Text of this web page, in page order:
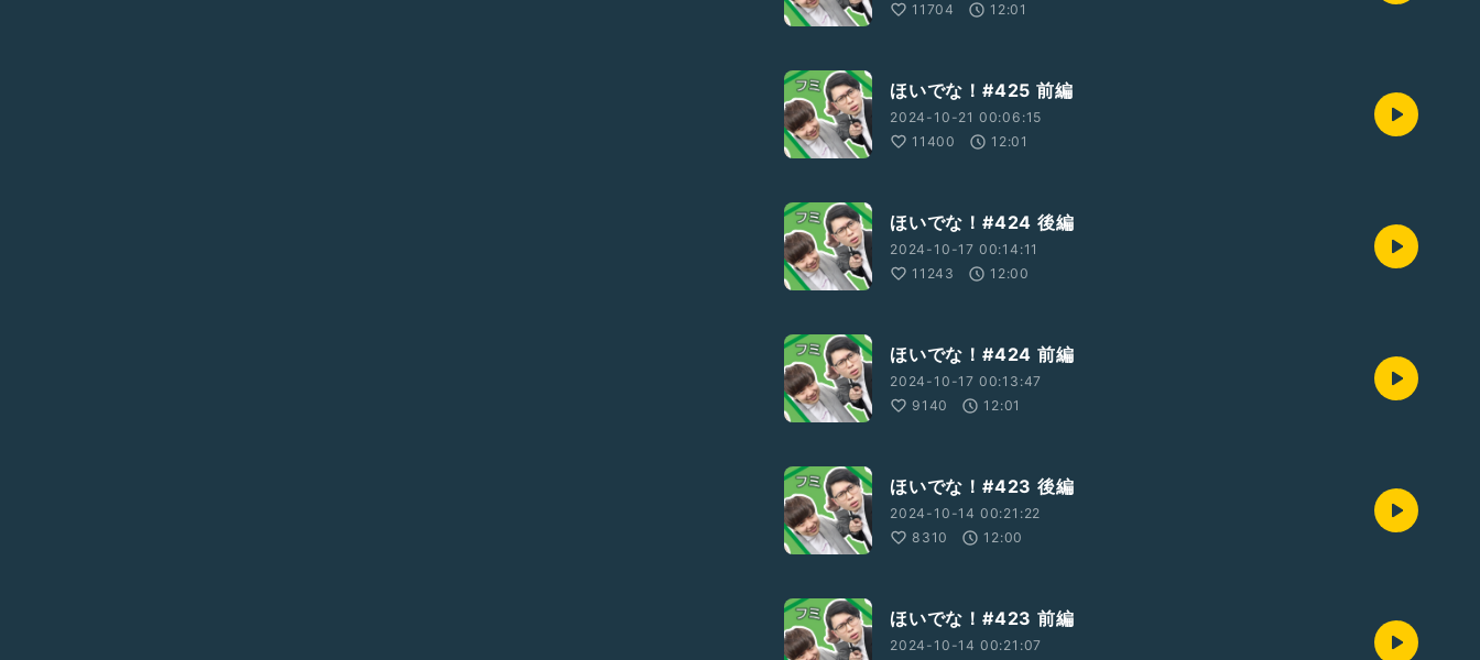
11704
12:01
ほいでな！#425 前編
2024-10-21 00:06:15
11400
12:01
ほいでな！#424 後編
2024-10-17 00:14:11
11243
12:00
ほいでな！#424 前編
2024-10-17 00:13:47
9140
12:01
ほいでな！#423 後編
2024-10-14 00:21:22
8310
12:00
ほいでな！#423 前編
2024-10-14 00:21:07